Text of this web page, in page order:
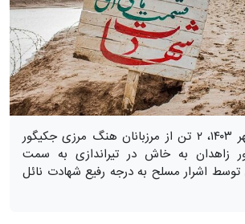
امروز سه‌شنبه ۱۰ مهر ۱۴۰۳، ۲ تن از مرزبانان هنگ مرزی جکیگور
زاهدان به خاش در تیراندازی به سمت
اشرار مسلح به درجه رفیع شهادت نائل